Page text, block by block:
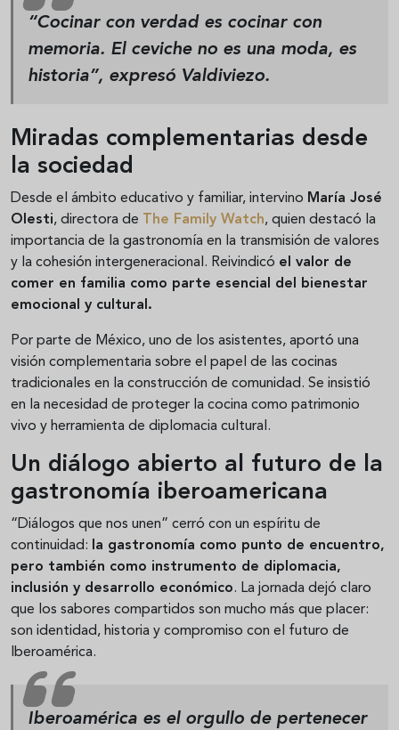
“Cocinar con verdad es cocinar con
memoria. El ceviche no es una moda, es
historia”, expresó Valdiviezo.
Miradas complementarias desde
la sociedad
Desde el ámbito educativo y familiar, intervino María José
Olesti, directora de The Family Watch, quien destacó la
importancia de la gastronomía en la transmisión de valores
y la cohesión intergeneracional. Reivindicó el valor de
comer en familia como parte esencial del bienestar
emocional y cultural.
Por parte de México, uno de los asistentes, aportó una
visión complementaria sobre el papel de las cocinas
tradicionales en la construcción de comunidad. Se insistió
en la necesidad de proteger la cocina como patrimonio
vivo y herramienta de diplomacia cultural.
Un diálogo abierto al futuro de la
gastronomía iberoamericana
“Diálogos que nos unen” cerró con un espíritu de
continuidad: la gastronomía como punto de encuentro,
pero también como instrumento de diplomacia,
inclusión y desarrollo económico. La jornada dejó claro
que los sabores compartidos son mucho más que placer:
son identidad, historia y compromiso con el futuro de
Iberoamérica.
Iberoamérica es el orgullo de pertenecer